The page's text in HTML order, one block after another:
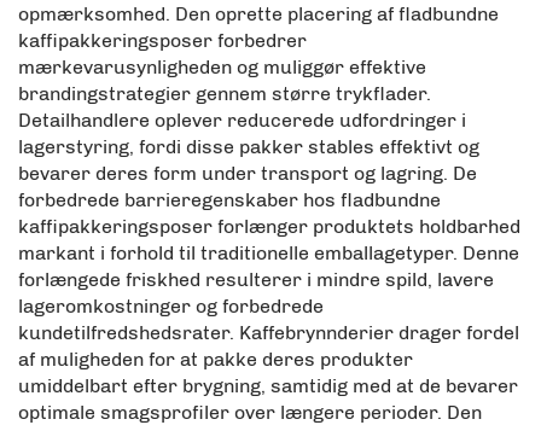
opmærksomhed. Den oprette placering af fladbundne
kaffipakkeringsposer forbedrer
mærkevarusynligheden og muliggør effektive
brandingstrategier gennem større trykflader.
Detailhandlere oplever reducerede udfordringer i
lagerstyring, fordi disse pakker stables effektivt og
bevarer deres form under transport og lagring. De
forbedrede barrieregenskaber hos fladbundne
kaffipakkeringsposer forlænger produktets holdbarhed
markant i forhold til traditionelle emballagetyper. Denne
forlængede friskhed resulterer i mindre spild, lavere
lageromkostninger og forbedrede
kundetilfredshedsrater. Kaffebrynnderier drager fordel
af muligheden for at pakke deres produkter
umiddelbart efter brygning, samtidig med at de bevarer
optimale smagsprofiler over længere perioder. Den